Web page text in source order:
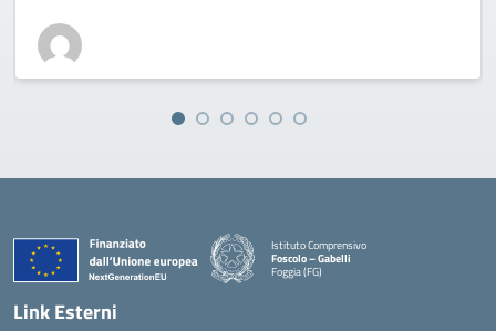
Istituto Comprensivo
Foscolo – Gabelli
Foggia (FG)
— Visita la pagina iniziale della scuola
Link Esterni